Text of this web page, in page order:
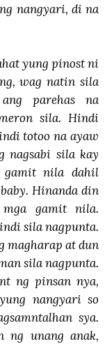
nangyari, di na
yung pinost ni
wag natin sila
parehas na
sila. Hindi
totoo na ayaw
nagsabi sila kay
gamit nila dahil
Hinanda din
gamit nila.
sila nagpunta.
magharap at dun
sila nagpunta.
ng pinsan nya,
nangyari so
sya.
ng unang anak,